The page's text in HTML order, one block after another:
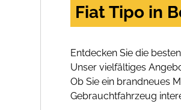
Fiat Tipo in
Entdecken Sie die
Unser vielfältiges
Ob Sie ein brandneues
Gebrauchtfahrzeug